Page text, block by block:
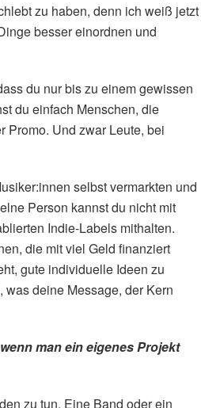
zu haben, denn ich weiß jetzt
besser einordnen und
du nur bis zu einem gewissen
du einfach Menschen, die
Promo. Und zwar Leute, bei
selbst vermarkten und
Person kannst du nicht mit
Indie-Labels mithalten.
die mit viel Geld finanziert
gute individuelle Ideen zu
deine Message, der Kern
man ein eigenes Projekt
zu tun. Eine Band oder ein